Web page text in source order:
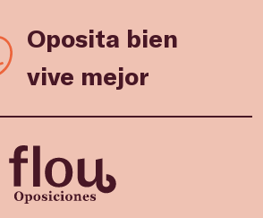
Oposita bien
vive mejor